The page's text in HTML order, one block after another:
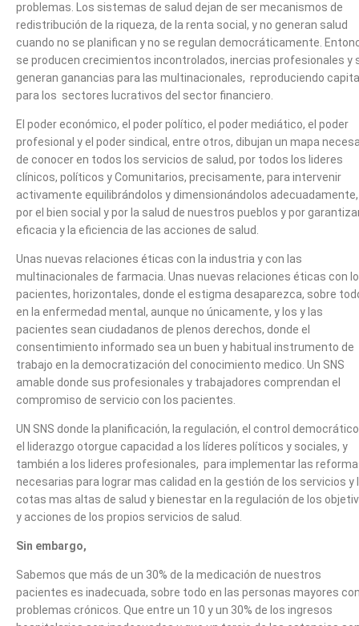
problemas. Los sistemas de salud dejan de ser mecanismos de
redistribución de la riqueza, de la renta social, y no generan salud
cuando no se planifican y no se regulan democráticamente.
se producen crecimientos incontrolados, inercias profesionales y
generan ganancias para las multinacionales, reproduciendo
para los sectores lucrativos del sector financiero.
El poder económico, el poder político, el poder mediático, el poder
profesional y el poder sindical, entre otros, dibujan un mapa
de conocer en todos los servicios de salud, por todos los lideres
clínicos, políticos y Comunitarios, precisamente, para intervenir
activamente equilibrándolos y dimensionándolos adecuadamente,
por el bien social y por la salud de nuestros pueblos y por
eficacia y la eficiencia de las acciones de salud.
Unas nuevas relaciones éticas con la industria y con las
multinacionales de farmacia. Unas nuevas relaciones éticas con
pacientes, horizontales, donde el estigma desaparezca, sobre
en la enfermedad mental, aunque no únicamente, y los y las
pacientes sean ciudadanos de plenos derechos, donde el
consentimiento informado sea un buen y habitual instrumento de
trabajo en la democratización del conocimiento medico. Un SNS
amable donde sus profesionales y trabajadores comprendan el
compromiso de servicio con los pacientes.
UN SNS donde la planificación, la regulación, el control
el liderazgo otorgue capacidad a los líderes políticos y sociales, y
también a los lideres profesionales, para implementar las
necesarias para lograr mas calidad en la gestión de los servicios y
cotas mas altas de salud y bienestar en la regulación de los
y acciones de los propios servicios de salud.
Sin embargo,
Sabemos que más de un 30% de la medicación de nuestros
pacientes es inadecuada, sobre todo en las personas mayores
problemas crónicos. Que entre un 10 y un 30% de los ingresos